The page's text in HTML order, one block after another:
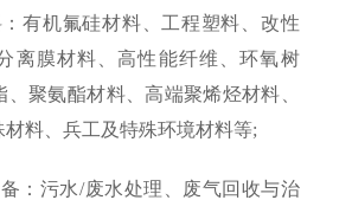
有机氟硅材料、工程塑料、改性
离膜材料、高性能纤维、环氧树
、聚氨酯材料、高端聚烯烃材料、
料、兵工及特殊环境材料等;
：污水/废水处理、废气回收与治